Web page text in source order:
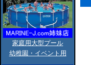
家庭用大型プール
幼稚園・イベント用